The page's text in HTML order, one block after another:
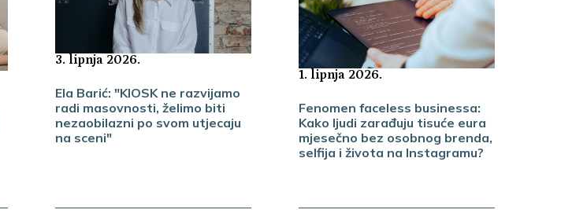
3. lipnja 2026.
Ela Barić: "KIOSK ne razvijamo
radi masovnosti, želimo biti
nezaobilazni po svom utjecaju
na sceni"
1. lipnja 2026.
Fenomen faceless businessa:
Kako ljudi zarađuju tisuće eura
mjesečno bez osobnog brenda,
selfija i života na Instagramu?